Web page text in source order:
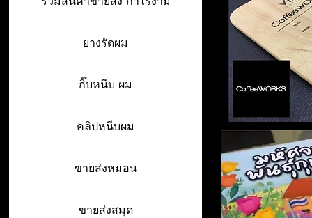
ยางรัดผม
กิ๊บหนีบ ผม
คลิปหนีบผม
ขายส่งหมอน
ขายส่งสมุด